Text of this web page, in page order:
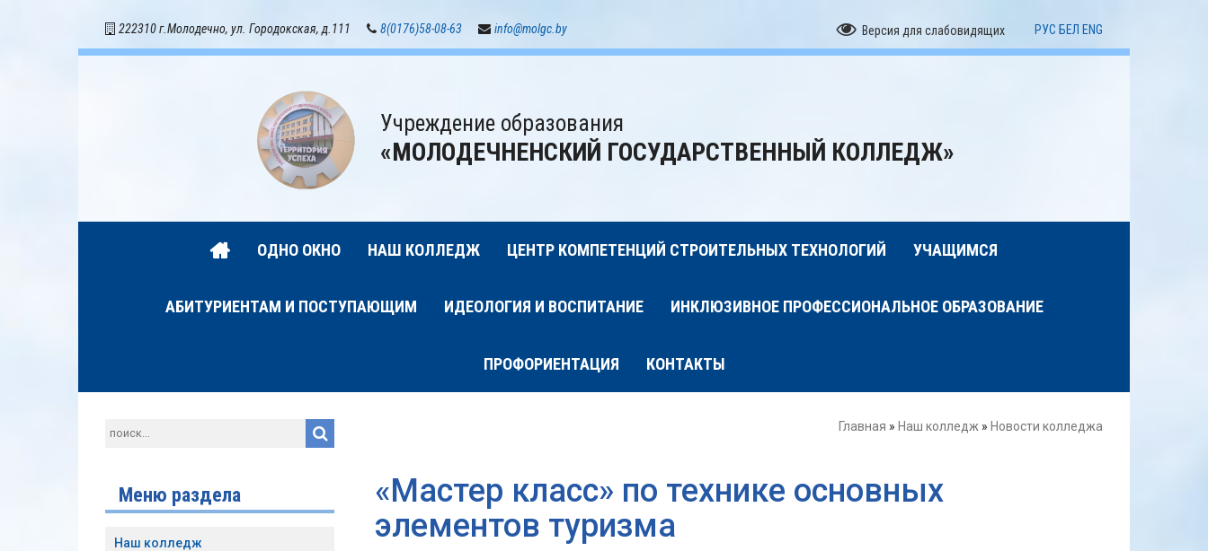
222310 г.Молодечно, ул. Городокская, д.111 8(0176)58-08-63 info@molgc.by Версия для слабовидящих РУС БЕЛ ENG
Учреждение образования
«МОЛОДЕЧНЕНСКИЙ ГОСУДАРСТВЕННЫЙ КОЛЛЕДЖ»
ОДНО ОКНО НАШ КОЛЛЕДЖ ЦЕНТР КОМПЕТЕНЦИЙ СТРОИТЕЛЬНЫХ ТЕХНОЛОГИЙ УЧАЩИМСЯ
АБИТУРИЕНТАМ И ПОСТУПАЮЩИМ ИДЕОЛОГИЯ И ВОСПИТАНИЕ ИНКЛЮЗИВНОЕ ПРОФЕССИОНАЛЬНОЕ ОБРАЗОВАНИЕ
ПРОФОРИЕНТАЦИЯ КОНТАКТЫ
Главная » Наш колледж » Новости колледжа
«Мастер класс» по технике основных
элементов туризма
Меню раздела
Наш колледж